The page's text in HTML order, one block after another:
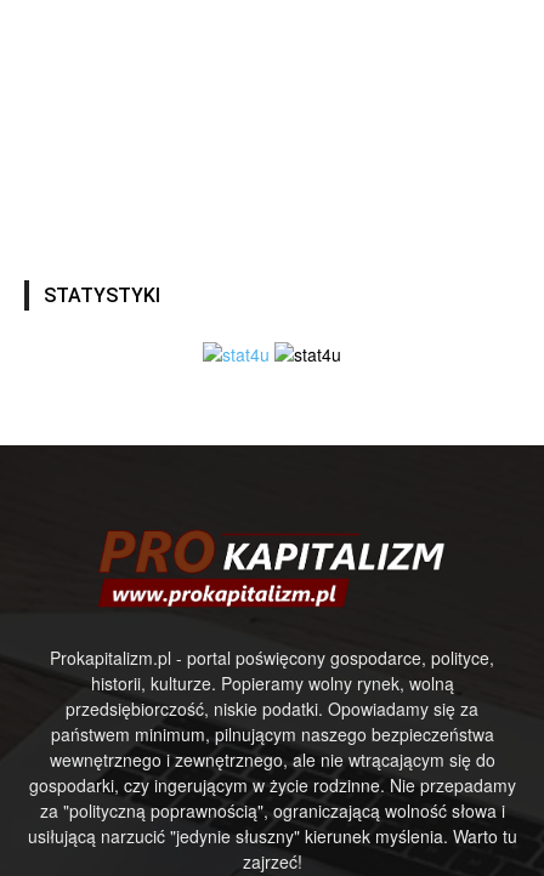
STATYSTYKI
Prokapitalizm.pl - portal poświęcony gospodarce, polityce,
historii, kulturze. Popieramy wolny rynek, wolną
przedsiębiorczość, niskie podatki. Opowiadamy się za
państwem minimum, pilnującym naszego bezpieczeństwa
wewnętrznego i zewnętrznego, ale nie wtrącającym się do
gospodarki, czy ingerującym w życie rodzinne. Nie przepadamy
za "polityczną poprawnością", ograniczającą wolność słowa i
usiłującą narzucić "jedynie słuszny" kierunek myślenia. Warto tu
zajrzeć!